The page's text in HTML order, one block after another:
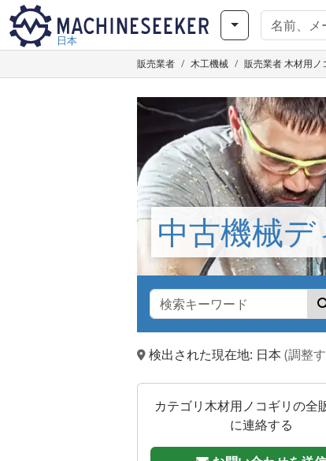
日本
販売業者 木工機械 販売業者 木材用
中古機械
検出された現在地: 日本 (調整
カテゴリ木材用ノコギリの全
に連絡する